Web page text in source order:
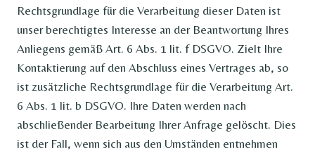
Rechtsgrundlage für die Verarbeitung dieser Daten ist
unser berechtigtes Interesse an der Beantwortung Ihres
Anliegens gemäß Art. 6 Abs. 1 lit. f DSGVO. Zielt Ihre
Kontaktierung auf den Abschluss eines Vertrages ab, so
ist zusätzliche Rechtsgrundlage für die Verarbeitung Art.
6 Abs. 1 lit. b DSGVO. Ihre Daten werden nach
abschließender Bearbeitung Ihrer Anfrage gelöscht. Dies
ist der Fall, wenn sich aus den Umständen entnehmen